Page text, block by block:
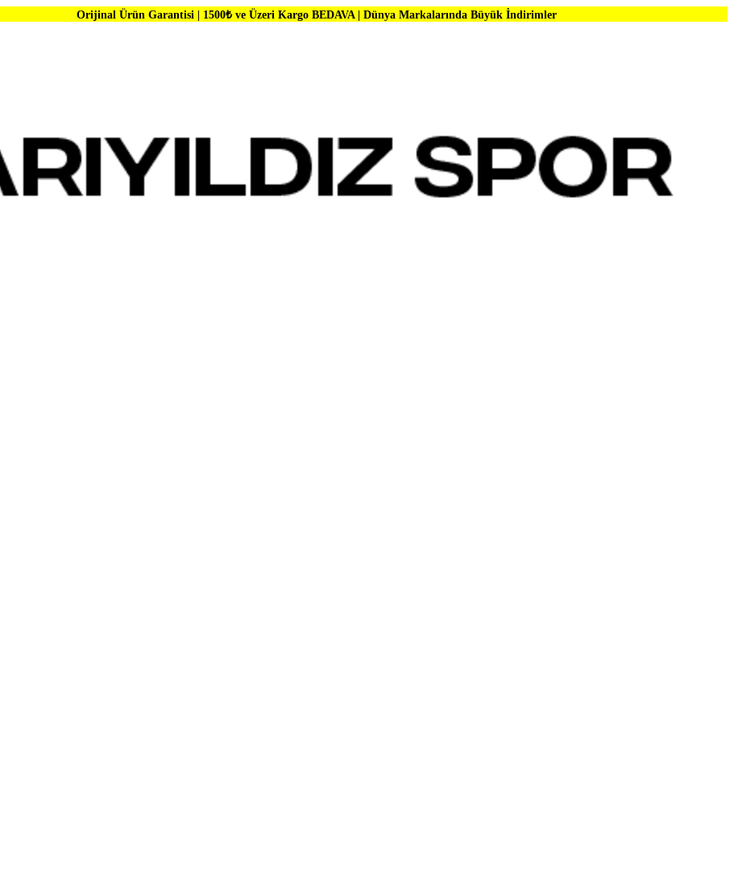
Orijinal Ürün Garantisi | 1500₺ ve Üzeri Kargo BEDAVA | Dünya Markalarında Büyük İndirimler